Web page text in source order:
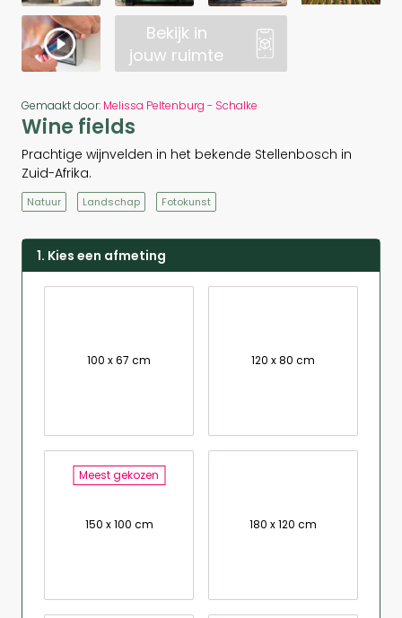
Bekijk in
jouw ruimte
Gemaakt door: Melissa Peltenburg - Schalke
Wine fields
Prachtige wijnvelden in het bekende Stellenbosch in
Zuid-Afrika.
Natuur Landschap Fotokunst
1. Kies een afmeting
100 x 67 cm 120 x 80 cm
Meest gekozen
150 x 100 cm 180 x 120 cm